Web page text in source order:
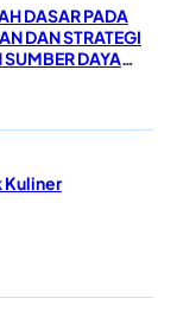
DASAR PADA
DAN STRATEGI
DAYA
Kuliner